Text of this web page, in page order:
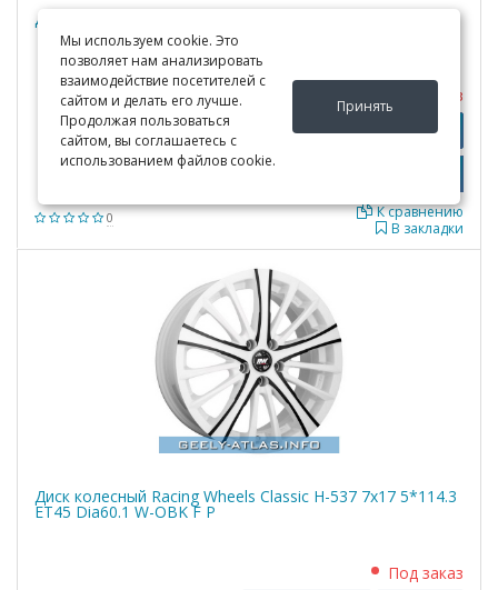
Мы используем cookie. Это
позволяет нам анализировать
взаимодействие посетителей с
сайтом и делать его лучше.
Продолжая пользоваться
сайтом, вы соглашаетесь с
использованием файлов cookie.
Принять
Диск колесный Remain R194 (A I40) 7,0X17 5 114.3 ET45
0
Под заказ
В закладки
К сравнению
Узнать цены Подробно
Диск колесный Racing Wheels Classic H-537 7x17 5*114.3
ET45 Dia60.1 W-OBK F P
Под заказ